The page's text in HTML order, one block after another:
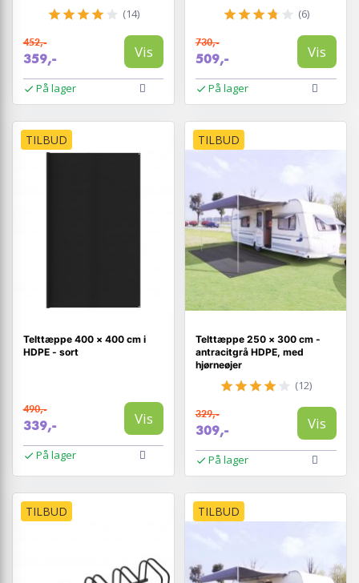
(14)
452,-
359,- Vis
På lager
(6)
730,-
509,- Vis
På lager
TILBUD
Telttæppe 400 × 400 cm i
HDPE - sort
490,-
339,- Vis
På lager
TILBUD
Telttæppe 250 × 300 cm -
antracitgrå HDPE, med
hjørneøjer
(12)
329,-
309,- Vis
På lager
TILBUD TILBUD